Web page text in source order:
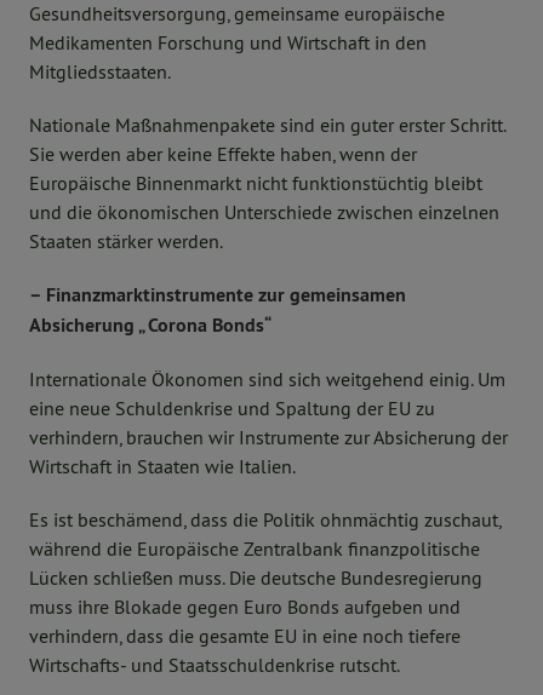
Gesundheitsversorgung, gemeinsame europäische
Medikamenten Forschung und Wirtschaft in den
Mitgliedsstaaten.
Nationale Maßnahmenpakete sind ein guter erster Schritt.
Sie werden aber keine Effekte haben, wenn der
Europäische Binnenmarkt nicht funktionstüchtig bleibt
und die ökonomischen Unterschiede zwischen einzelnen
Staaten stärker werden.
– Finanzmarktinstrumente zur gemeinsamen
Absicherung „ Corona Bonds“
Internationale Ökonomen sind sich weitgehend einig. Um
eine neue Schuldenkrise und Spaltung der EU zu
verhindern, brauchen wir Instrumente zur Absicherung der
Wirtschaft in Staaten wie Italien.
Es ist beschämend, dass die Politik ohnmächtig zuschaut,
während die Europäische Zentralbank finanzpolitische
Lücken schließen muss. Die deutsche Bundesregierung
muss ihre Blokade gegen Euro Bonds aufgeben und
verhindern, dass die gesamte EU in eine noch tiefere
Wirtschafts- und Staatsschuldenkrise rutscht.